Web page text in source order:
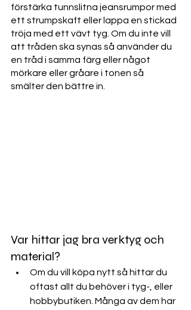
förstärka tunnslitna jeansrumpor med
ett strumpskaft eller lappa en stickad
tröja med ett vävt tyg. Om du inte vill
att tråden ska synas så använder du
en tråd i samma färg eller något
mörkare eller gråare i tonen så
smälter den bättre in.
Var hittar jag bra verktyg och
material?
Om du vill köpa nytt så hittar du
oftast allt du behöver i tyg-, eller
hobbybutiken. Många av dem har